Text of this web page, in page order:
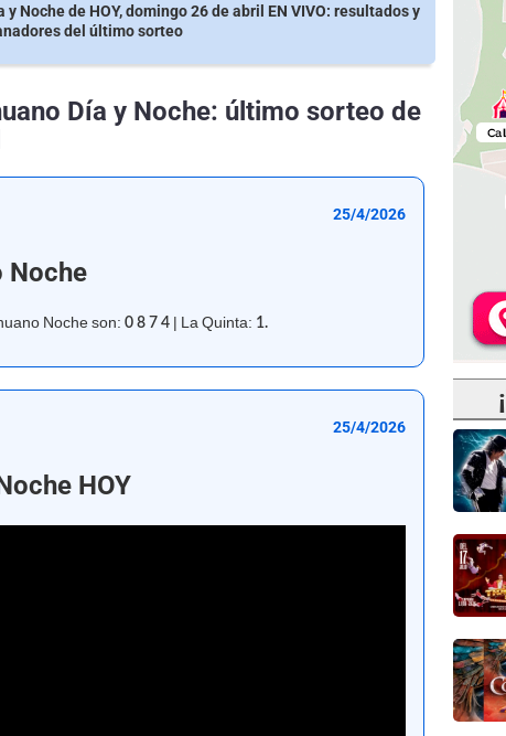
y Noche de HOY, domingo 26 de abril EN VIVO: resultados y
del último sorteo
Día y Noche: último sorteo de
25/4/2026
Noche
Noche son: 0 8 7 4 | La Quinta: 1.
25/4/2026
HOY